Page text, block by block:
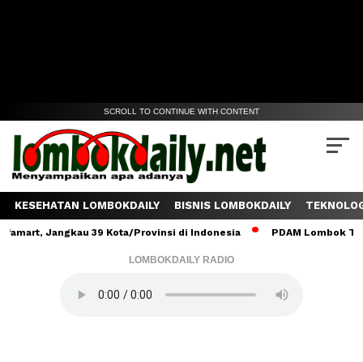
SCROLL TO CONTINUE WITH CONTENT
KESEHATAN LOMBOKDAILY BISNIS LOMBOKDAILY
Jangkau 39 Kota/Provinsi di Indonesia PDAM Lombok Tengah
LOMBOKDAILY RADIO